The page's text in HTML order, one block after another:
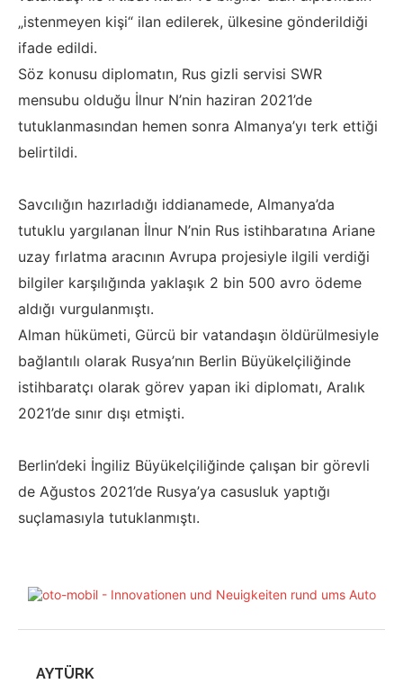
„istenmeyen kişi“ ilan edilerek, ülkesine gönderildiği
ifade edildi.
Söz konusu diplomatın, Rus gizli servisi SWR
mensubu olduğu İlnur N’nin haziran 2021’de
tutuklanmasından hemen sonra Almanya’yı terk ettiği
belirtildi.
Savcılığın hazırladığı iddianamede, Almanya’da
tutuklu yargılanan İlnur N’nin Rus istihbaratına Ariane
uzay fırlatma aracının Avrupa projesiyle ilgili verdiği
bilgiler karşılığında yaklaşık 2 bin 500 avro ödeme
aldığı vurgulanmıştı.
Alman hükümeti, Gürcü bir vatandaşın öldürülmesiyle
bağlantılı olarak Rusya’nın Berlin Büyükelçiliğinde
istihbaratçı olarak görev yapan iki diplomatı, Aralık
2021’de sınır dışı etmişti.
Berlin’deki İngiliz Büyükelçiliğinde çalışan bir görevli
de Ağustos 2021’de Rusya’ya casusluk yaptığı
suçlamasıyla tutuklanmıştı.
AYTÜRK